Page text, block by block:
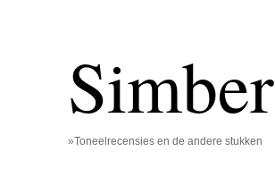
Simber
»Toneelrecensies en de andere stukken